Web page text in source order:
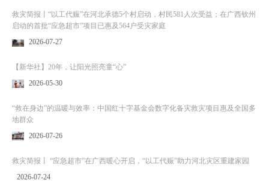
救灾简报丨“以工代赈”在河北承德5个村启动，村民581人次受益；在广西钦州
启动的首批“应急超市”项目已惠及564户受灾家庭
2026-07-27
【新华社】20年，让阳光照亮童“心”
2026-05-30
“救在身边”的温暖与效率：中国红十字基金会数字化备灾救灾项目惠及全国多
地群众
2026-07-26
救灾简报丨 “应急超市”在广西暖心开启，“以工代赈”助力河北灾区重建家园
2026-07-24